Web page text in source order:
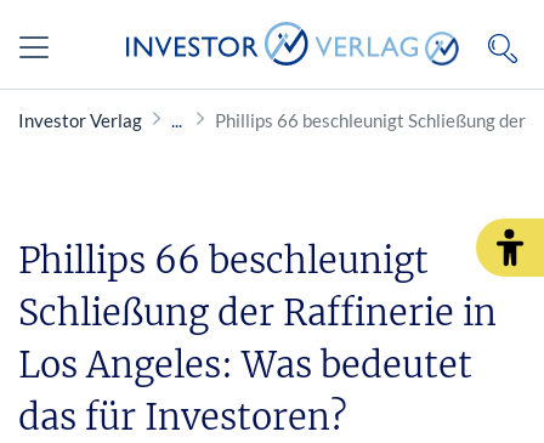
Investor Verlag Phillips 66 beschleunigt Schließung der
Phillips 66 beschleunigt
Schließung der Raffinerie in
Los Angeles: Was bedeutet
das für Investoren?